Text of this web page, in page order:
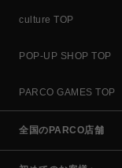
culture TOP
POP-UP SHOP TOP
PARCO GAMES TOP
全国のPARCO店舗